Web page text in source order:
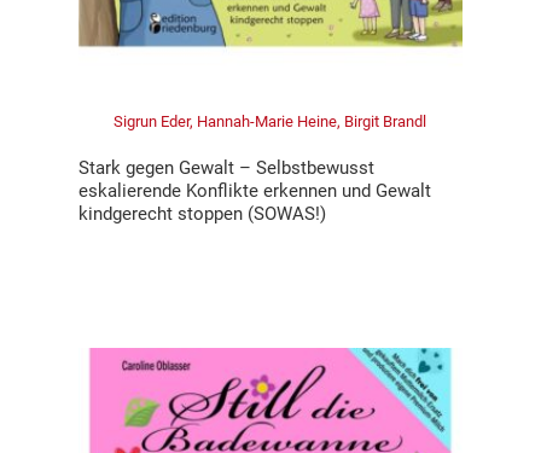
Sigrun Eder, Hannah-Marie Heine, Birgit Brandl
Stark gegen Gewalt – Selbstbewusst
eskalierende Konflikte erkennen und Gewalt
kindgerecht stoppen (SOWAS!)